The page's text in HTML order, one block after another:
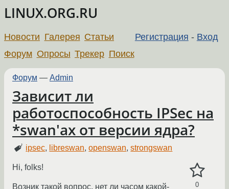
LINUX.ORG.RU
Регистрация - Вход
Новости Галерея Статьи
Форум Опросы Трекер Поиск
Форум — Admin
Зависит ли
работоспособность IPSec на
*swan'ах от версии ядра?
ipsec, libreswan,openswan,strongswan
0
Hi, folks!
Возник такой вопрос, нет ли часом какой-